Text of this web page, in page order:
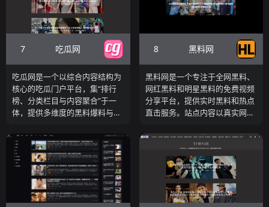
7 吃瓜网
吃瓜网是一个以综合内容结构为
核心的吃瓜门户平台，集“排行
榜、分类栏目与内容聚合”于一
体，提供多维度的黑料爆料与热
日吃瓜”“吃瓜排行榜”“热搜吃瓜”
“必看大瓜”等栏目，将不同类型
的内容进行系统化整理，使用户
既可以快速查看当前最热门事
件，也可以按类别或专题深入浏
览相关内容。
8 黑料网
黑料网是一个专注于全网黑料、
网红黑料和明星黑料的免费视频
分享平台，提供实时黑料和热点
直击服务。站点内容以真实网
料为主，用户可以轻松观看各类
刺激的黑料视频，包括性侵指
控、集体嫖娼、孕妇出轨等最新
真实爆料。